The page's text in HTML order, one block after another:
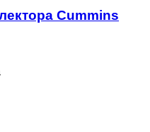
Cummins